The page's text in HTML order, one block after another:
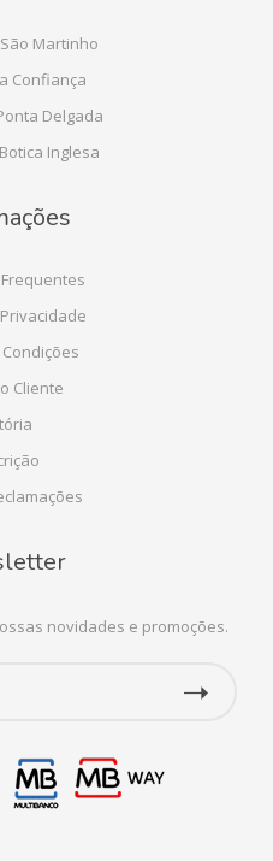
Martinho
Confiança
Delgada
Inglesa
Cliente
novidades e promoções.